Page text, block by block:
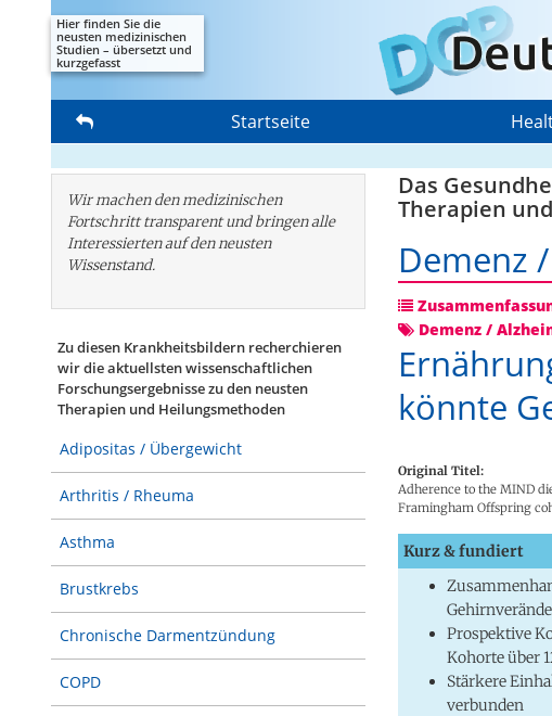
Hier finden Sie die
neusten medizinischen
Studien – übersetzt und
kurzgefasst
Startseite
Wir machen den medizinischen
Fortschritt transparent und bringen alle
Interessierten auf den neusten
Wissenstand.
Zu diesen Krankheitsbildern recherchieren
wir die aktuellsten wissenschaftlichen
Forschungs­ergebnisse zu den neusten
Therapien und Heilungsmethoden
Adipositas / Übergewicht
Arthritis / Rheuma
Asthma
Brustkrebs
Chronische Darmentzündung
COPD
Das
Therapien
Demenz
Demenz /
könnte
Original Titel:
Adherence to the MIND
Framingham Offspring
Kurz & fundiert
Prospektive
Kohorte über
Stärkere
verbunden